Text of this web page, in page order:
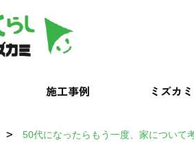
施工事例 ミズカ
50代になったらもう一度、家について